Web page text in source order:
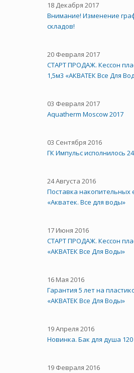
18 Декабря 2017
Внимание! Изменение
складов!
20 Февраля 2017
СТАРТ ПРОДАЖ. Кессон
1,5м3 «АКВАТЕК Все Для
03 Февраля 2017
Aquatherm Moscow 2017
03 Сентября 2016
ГК Импульс исполнилось
24 Августа 2016
Поставка накопительных
«Акватек. Все для воды»
17 Июня 2016
СТАРТ ПРОДАЖ. Кессон
«АКВАТЕК Все Для Воды»
16 Мая 2016
Гарантия 5 лет на
«АКВАТЕК Все Для Воды»
19 Апреля 2016
Новинка. Бак для душа
19 Февраля 2016